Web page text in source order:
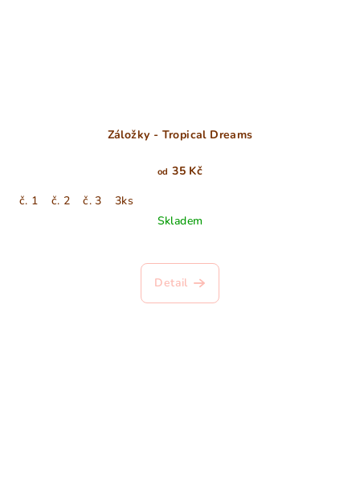
Záložky - Tropical Dreams
od 35 Kč
č. 1
č. 2 č. 3
3ks
Skladem
Detail